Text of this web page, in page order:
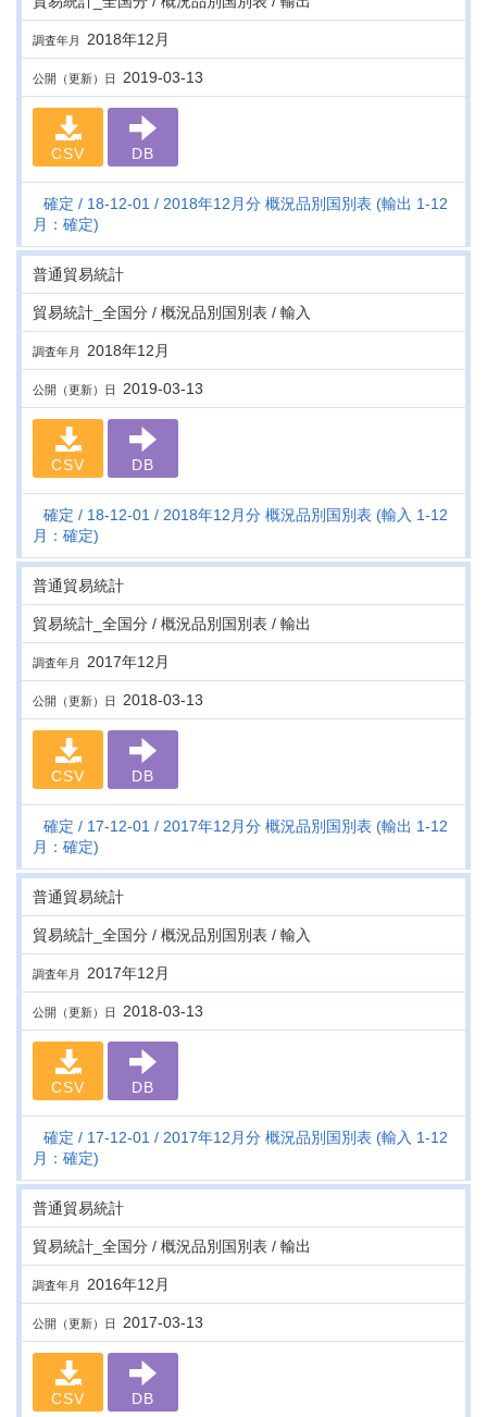
調査年月 2018年12月
公開（更新）日 2019-03-13
CSV DB
確定 18-12-01
2018年12月分 概況品別国別表 (輸出 1-12
月：確定)
普通貿易統計
貿易統計_全国分 / 概況品別国別表 / 輸入
調査年月 2018年12月
公開（更新）日 2019-03-13
CSV DB
確定 18-12-01
2018年12月分 概況品別国別表 (輸入 1-12
月：確定)
普通貿易統計
貿易統計_全国分 / 概況品別国別表 / 輸出
調査年月 2017年12月
公開（更新）日 2018-03-13
CSV DB
確定 17-12-01
2017年12月分 概況品別国別表 (輸出 1-12
月：確定)
普通貿易統計
貿易統計_全国分 / 概況品別国別表 / 輸入
調査年月 2017年12月
公開（更新）日 2018-03-13
CSV DB
確定 17-12-01
2017年12月分 概況品別国別表 (輸入 1-12
月：確定)
普通貿易統計
貿易統計_全国分 / 概況品別国別表 / 輸出
調査年月 2016年12月
公開（更新）日 2017-03-13
CSV DB